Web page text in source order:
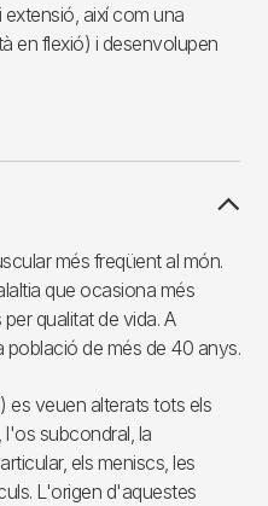
així com una
en flexió) i desenvolupen
més freqüent al món.
que ocasiona més
qualitat de vida. A
població de més de 40 anys.
es veuen alterats tots els
l'os subcondral, la
els meniscs, les
L'origen d'aquestes